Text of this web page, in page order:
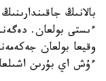
بالانىڭ
ءىستى بولعان.
وقيعا بولعان
ءۇش اي بۇرىن اشىلعان. قازىر